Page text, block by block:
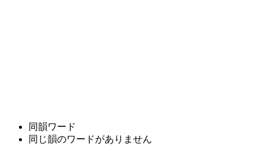
同韻ワード
同じ韻のワードがありません